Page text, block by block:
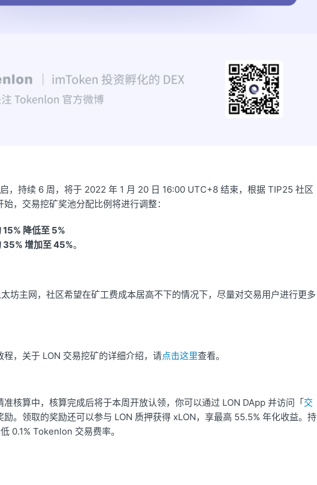
，持续 6 周，将于 2022 年 1 月 20 日 16:00 UTC+8 结束，根据 TIP25 社区
始，交易挖矿奖池分配比例将进行调整：
降低至 5%
35% 增加至 45%。
坊主网，社区希望在矿工费成本居高不下的情况下，尽量对交易用户进行更多
程，关于 LON 交易挖矿的详细介绍，请点击这里查看。
核算中，核算完成后将于本周开放认领，你可以通过 LON DApp 并访问「 交
励。领取的奖励还可以参与 LON 质押获得 xLON，享最高 55.5% 年化收益。持
0.1% Tokenlon 交易费率。